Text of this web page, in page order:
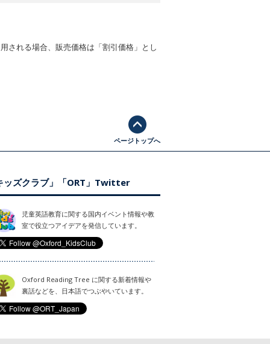
される場合、販売価格は「割引価格」とし
ページトップへ
ッズクラブ」「ORT」Twitter
児童英語教育に関する国内イベント情報や教
室で役立つアイデアを発信しています。
Oxford Reading Tree に関する新着情報や
裏話などを、日本語でつぶやいています。